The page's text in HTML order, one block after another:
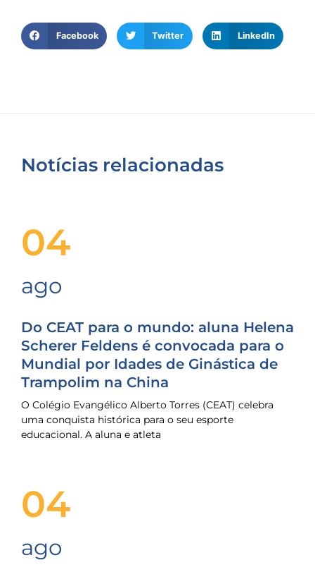
Facebook Twitter LinkedIn
Notícias relacionadas
04
ago
Do CEAT para o mundo: aluna Helena
Scherer Feldens é convocada para o
Mundial por Idades de Ginástica de
Trampolim na China
O Colégio Evangélico Alberto Torres (CEAT) celebra
uma conquista histórica para o seu esporte
educacional. A aluna e atleta
04
ago